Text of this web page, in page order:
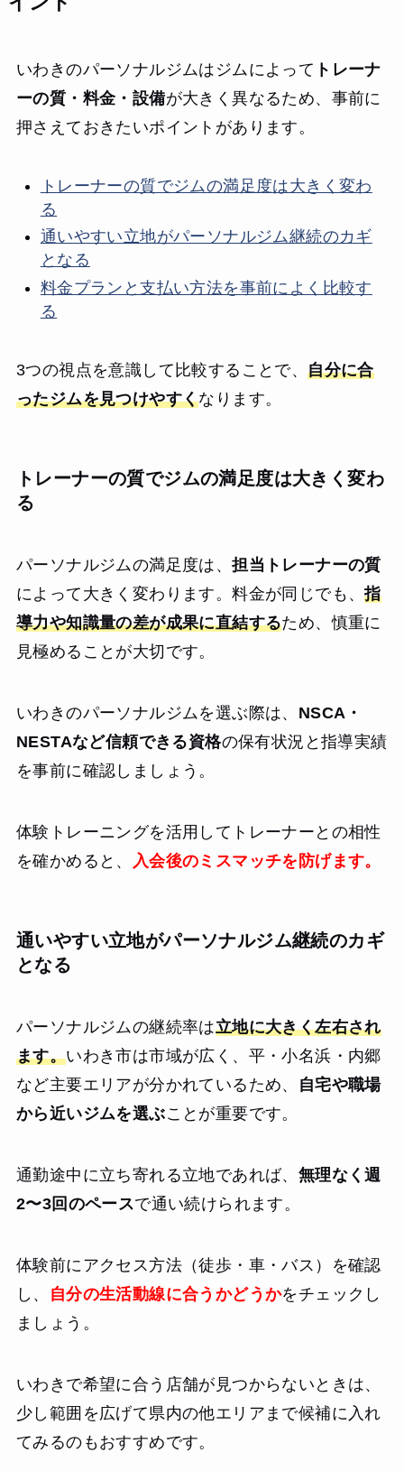
いわきのパーソナルジムはジムによって トレーナ
ーの質・料金・設備が大きく異なるため、事前に
押さえておきたいポイントがあります。
トレーナーの質でジムの満足度は大きく変わ
る
通いやすい立地がパーソナルジム継続のカギ
となる
料金プランと支払い方法を事前によく比較す
る
3つの視点を意識して比較することで、自分に合
ったジムを見つけやすくなります。
トレーナーの質でジムの満足度は大きく変わ
る
パーソナルジムの満足度は、担当トレーナーの質
によって大きく変わります。料金が同じでも、指
導力や知識量の差が成果に直結するため、慎重に
見極めることが大切です。
いわきのパーソナルジムを選ぶ際は、 NSCA・
NESTAなど信頼できる資格の保有状況と指導実績
を事前に確認しましょう。
体験トレーニングを活用してトレーナーとの相性
を確かめると、
入会後のミスマッチを防げます。
通いやすい立地がパーソナルジム継続のカギ
となる
パーソナルジムの継続率は立地に大きく左右され
ます。いわき市は市域が広く、平・小名浜・内郷
など主要エリアが分かれているため、
自宅や職場
から近いジムを選ぶことが重要です。
通勤途中に立ち寄れる立地であれば、 無理なく週
2〜3回のペースで通い続けられます。
体験前にアクセス方法（徒歩・車・バス）を確認
し、
自分の生活動線に合うかどうかをチェックし
ましょう。
いわきで希望に合う店舗が見つからないときは、
少し範囲を広げて県内の他エリアまで候補に入れ
てみるのもおすすめです。